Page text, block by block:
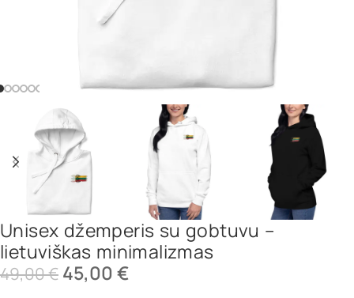
Unisex džemperis su gobtuvu –
lietuviškas minimalizmas
49,00€ 45,00€